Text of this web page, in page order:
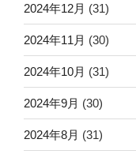
2024年12月 (31)
2024年11月 (30)
2024年10月 (31)
2024年9月 (30)
2024年8月 (31)